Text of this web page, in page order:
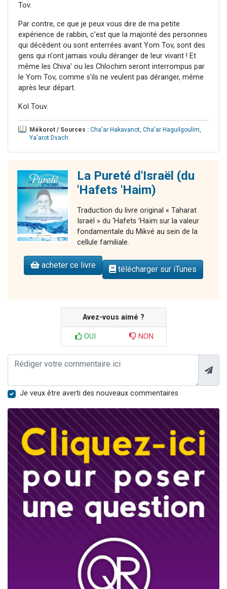
Tov.
Par contre, ce que je peux vous dire de ma petite
expérience de rabbin, c'est que la majorité des personnes
qui décèdent ou sont enterrées avant Yom Tov, sont des
gens qui n'ont jamais voulu déranger de leur vivant ! Et
même les Chiva' ou les Chlochim seront interrompus par
le Yom Tov, comme s'ils ne veulent pas déranger, même
après leur départ.
Kol Touv.
Mékorot / Sources : Cha'ar Hakavanot, Cha'ar Haguilgoulim,
Ya'arot Dvach.
La Pureté d'Israël (du
'Hafets 'Haim)
Traduction du livre original « Taharat
Israël » du 'Hafets 'Haïm sur la valeur
fondamentale du Mikvé au sein de la
cellule familiale.
acheter ce livre télécharger sur iTunes
Avez-vous aimé ?
OUI NON
Je veux être averti des nouveaux commentaires